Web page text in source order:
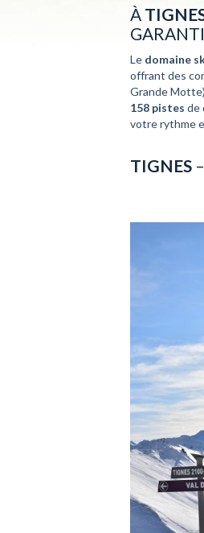
À
Le domaine
offrant des
Grande
158 pistes de
votre rythme
TIGNES –